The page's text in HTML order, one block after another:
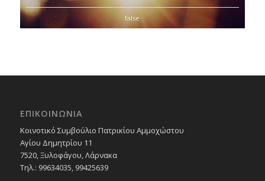
false
ΕΠΙΚΟΙΝΩΝΙΑ
Κοινοτικό Συμβούλιο Πατρικίου Αμμοχώστου
Αγίου Δημητρίου 11
7520, Ξυλοφάγου, Λάρνακα
Τηλ.: 99634035, 99425639